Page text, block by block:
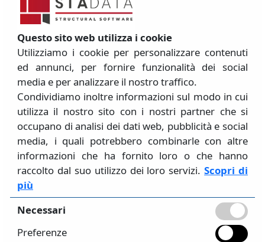
©2026
S.T.A. DATA SRL
Via Saluzzo, 71 10126 Torino (TO) - Italia
+39 011-6699345 / +39 011-6509864
Info@stadata.com
PI/CF: 05841510018
Lun - Ven
CONTATTI
Servizio commerciale
Questo sito web utilizza i cookie
Utilizziamo i cookie per personalizzare contenuti
ed annunci, per fornire funzionalità dei social
media e per analizzare il nostro traffico.
Condividiamo inoltre informazioni sul modo in cui
utilizza il nostro sito con i nostri partner che si
occupano di analisi dei dati web, pubblicità e social
media, i quali potrebbero combinarle con altre
informazioni che ha fornito loro o che hanno
raccolto dal suo utilizzo dei loro servizi.Scopri di
più
Necessari
Preferenze